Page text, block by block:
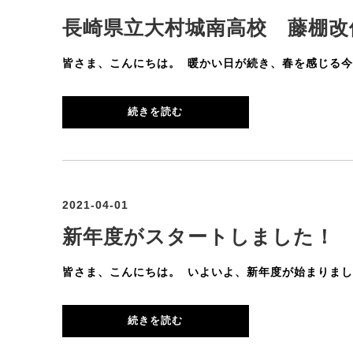
長崎県立大村城南高校 藤棚改
皆さま、こんにちは。 暖かい日が続き、春を感じる
続きを読む
2021-04-01
新年度がスタートしました！
皆さま、こんにちは。 いよいよ、新年度が始まりま
続きを読む